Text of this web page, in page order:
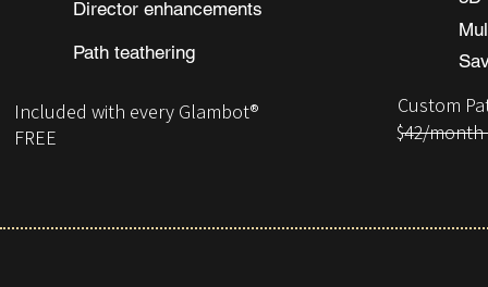
Director enhancements
Path teathering
Included with every Glambot®
FREE
Custom
$42/month